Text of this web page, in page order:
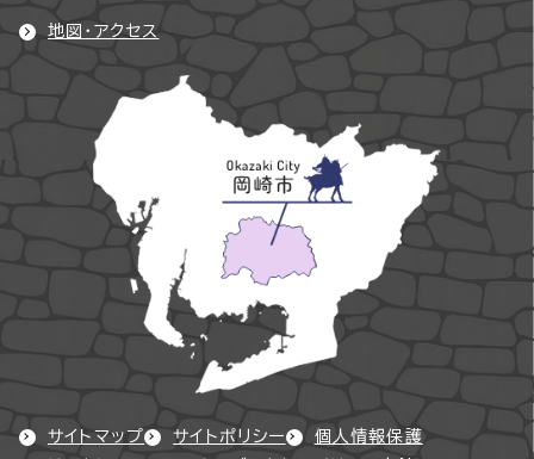
地図・アクセス
サイトマップ サイトポリシー
個人情報保護